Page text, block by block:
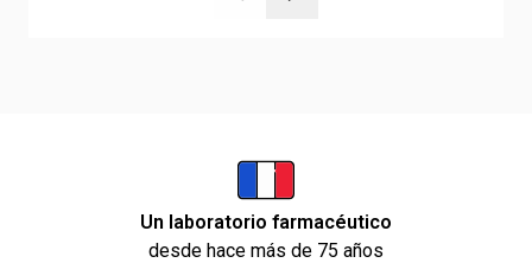
Un laboratorio farmacéutico
desde hace más de 75 años